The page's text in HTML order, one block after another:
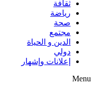
ثقافة
رياضة
صحة
مجتمع
الدين و الحياة
دولي
إعلانات وإشهار
Menu